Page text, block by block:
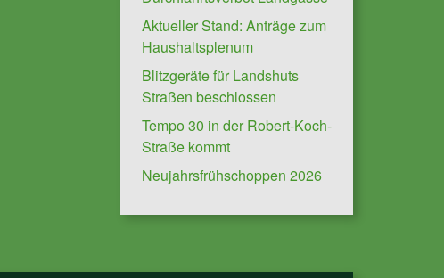
Aktueller Stand: Anträge zum
Haushaltsplenum
Blitzgeräte für Landshuts
Straßen beschlossen
Tempo 30 in der Robert-Koch-
Straße kommt
Neujahrsfrühschoppen 2026